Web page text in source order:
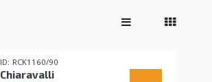
RCK1160/90
Chiaravalli